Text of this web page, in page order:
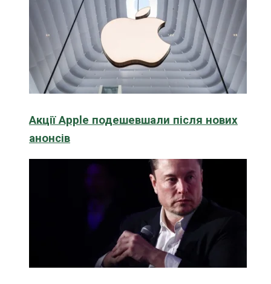
Акції Apple подешевшали після нових
анонсів